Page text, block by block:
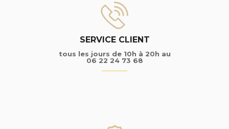
SERVICE CLIENT
tous les jours de 10h à 20h au
06 22 24 73 68